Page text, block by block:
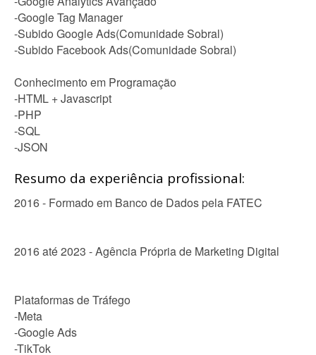
-Google Tag Manager
-Subido Google Ads(Comunidade Sobral)
-Subido Facebook Ads(Comunidade Sobral)
Conhecimento em Programação
-HTML + Javascript
-PHP
-SQL
-JSON
Resumo da experiência profissional:
2016 - Formado em Banco de Dados pela FATEC
2016 até 2023 - Agência Própria de Marketing Digital
Plataformas de Tráfego
-Meta
-Google Ads
-TikTok